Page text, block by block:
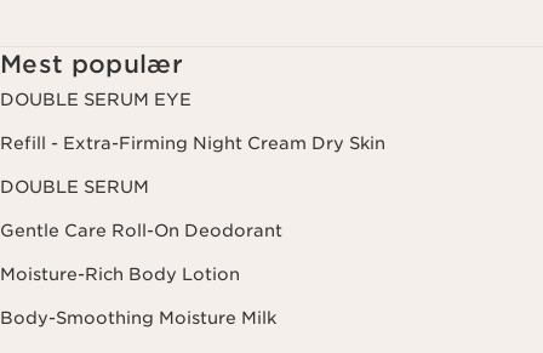
avmeldingslenken i hvert nyhetsbrev. For mer informasjon om
hvordan vi behandler dine data og dine rettigheter, vennligst se
vår personvernerklæring
Mest populær
DOUBLE SERUM EYE
Refill - Extra-Firming Night Cream Dry Skin
DOUBLE SERUM
Gentle Care Roll-On Deodorant
Moisture-Rich Body Lotion
Body-Smoothing Moisture Milk